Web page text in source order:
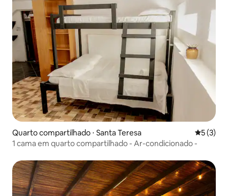
Quarto compartilhado ⋅ Santa Teresa 5 de
5 (3)
1 cama em quarto compartilhado - Ar-condicionado -